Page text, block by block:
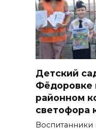
Детский
Фёдоровке
районном
светофора